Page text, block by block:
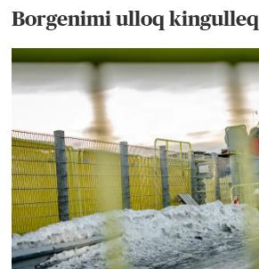
Borgenimi ulloq kingulleq